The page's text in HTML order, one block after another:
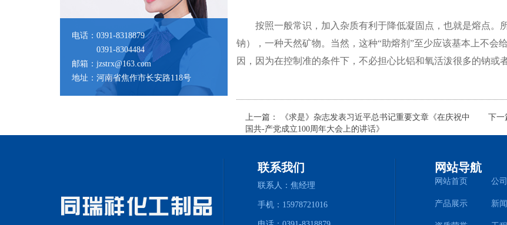
电话：0391-8318879
0391-8304484
邮箱： jzstrx@163.com
地址：河南省焦作市长安路118号
按照一般常识，加入杂质有利于降低凝固点，也就是熔点。
钠），一种天然矿物。当然，这种“助熔剂”至少应该基本上不会
因，因为在控制准的条件下，不必担心比铝和氧活泼很多的钠或
上一篇：
《求是》杂志发表习近平总书记重要文章《在庆祝中
国共-产党成立100周年大会上的讲话》
下一
联系我们
联系人：焦经理
手机：15978721016
网站导航
网站首页 公
产品展示 新